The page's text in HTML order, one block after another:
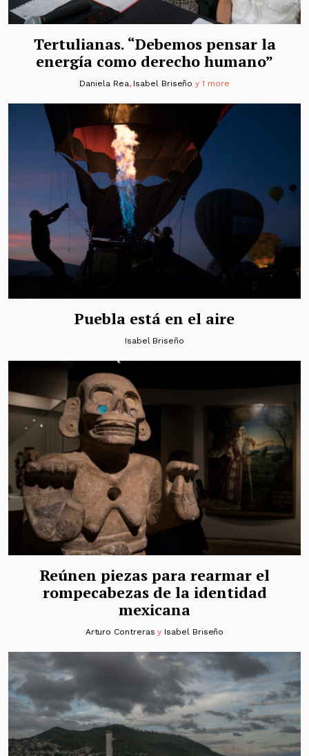
Tertulianas. “Debemos pensar la
energía como derecho humano”
Daniela Rea, Isabel Briseño y 1 more
Puebla está en el aire
Isabel Briseño
Reúnen piezas para rearmar el
rompecabezas de la identidad
mexicana
Arturo Contreras y Isabel Briseño